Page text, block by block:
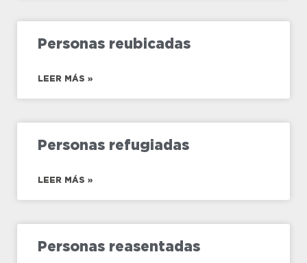
Personas reubicadas
LEER MÁS »
Personas refugiadas
LEER MÁS »
Personas reasentadas